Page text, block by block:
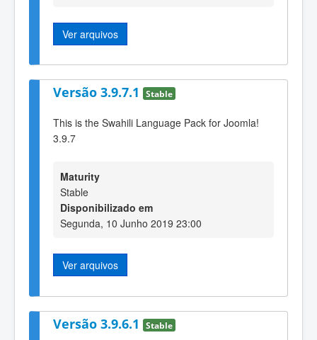
Ver arquivos
Versão 3.9.7.1 Stable
This is the Swahili Language Pack for Joomla!
3.9.7
Maturity
Stable
Disponibilizado em
Segunda, 10 Junho 2019 23:00
Ver arquivos
Versão 3.9.6.1 Stable